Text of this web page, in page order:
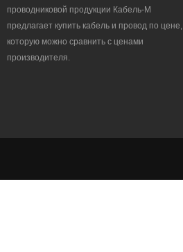
проводниковой продукции Кабель-М
предлагает купить кабель и провод по цене,
которую можно сравнить с ценами
производителя.